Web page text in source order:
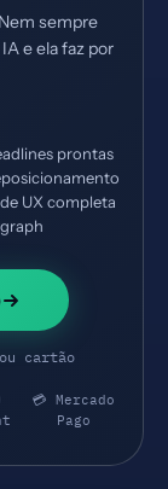
sempre
e ela faz por
prontas
UX completa
cartão
💳 Mercado
Pago